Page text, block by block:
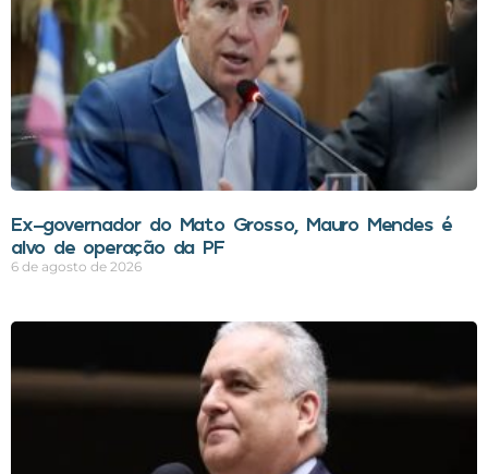
Ex-governador do Mato Grosso, Mauro Mendes é
alvo de operação da PF
6 de agosto de 2026